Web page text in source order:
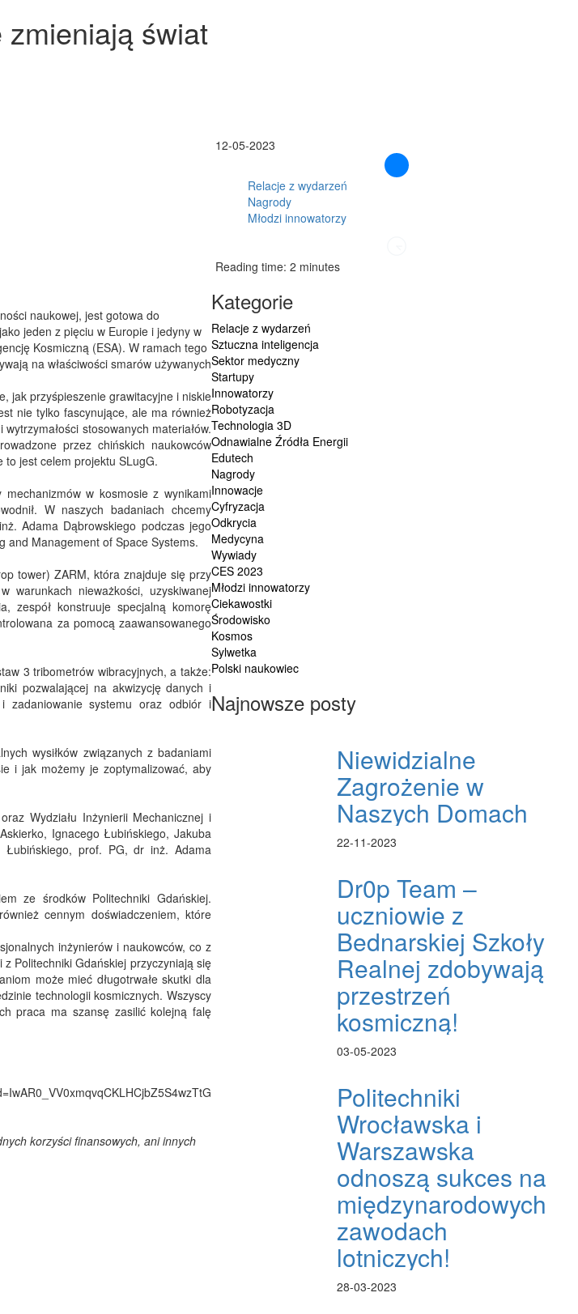
świat
12-05-2023
Relacje z wydarzeń
Nagrody
Młodzi innowatorzy
Reading time: 2 minutes
naukowej, jest gotowa do
jeden z pięciu w Europie i jedyny w
Kosmiczną (ESA). W ramach tego
na właściwości smarów używanych
jak przyśpieszenie grawitacyjne i niskie
nie tylko fascynujące, ale ma również
stosowanych materiałów.
przez chińskich naukowców
to jest celem projektu SLugG.
w kosmosie z wynikami
W naszych badaniach chcemy
Adama Dąbrowskiego podczas jego
and Management of Space Systems.
tower) ZARM, która znajduje się przy
warunkach nieważkości, uzyskiwanej
zespół konstruuje specjalną komorę
za pomocą zaawansowanego
3 tribometrów wibracyjnych, a także:
pozwalającej na akwizycję danych i
zadaniowanie systemu oraz odbiór i
wysiłków związanych z badaniami
i jak możemy je zoptymalizować, aby
Wydziału Inżynierii Mechanicznej i
Ignacego Łubińskiego, Jakuba
prof. PG, dr inż. Adama
ze środków Politechniki Gdańskiej.
cennym doświadczeniem, które
inżynierów i naukowców, co z
Politechniki Gdańskiej przyczyniają się
może mieć długotrwałe skutki dla
technologii kosmicznych. Wszyscy
praca ma szansę zasilić kolejną falę
korzyści finansowych, ani innych
Kategorie
Relacje z wydarzeń
Sztuczna inteligencja
Sektor medyczny
Startupy
Innowatorzy
Robotyzacja
Technologia 3D
Odnawialne Źródła Energii
Edutech
Nagrody
Innowacje
Cyfryzacja
Odkrycia
Medycyna
Wywiady
CES 2023
Młodzi innowatorzy
Ciekawostki
Środowisko
Kosmos
Sylwetka
Polski naukowiec
Najnowsze posty
Niewidzialne
Zagrożenie w
Naszych Domach
22-11-2023
Dr0p Team –
uczniowie z
Bednarskiej Szkoły
Realnej zdobywają
przestrzeń
kosmiczną!
03-05-2023
Politechniki
Wrocławska i
Warszawska
odnoszą sukces na
międzynarodowych
zawodach
lotniczych!
28-03-2023